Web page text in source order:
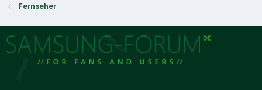
Fernseher